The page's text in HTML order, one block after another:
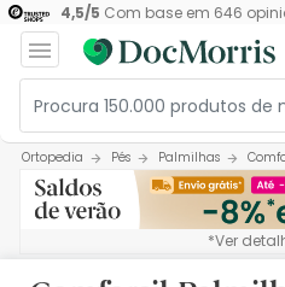
4,5/5 Com base em 646
Ortopedia Pés Palmilhas
*Ver